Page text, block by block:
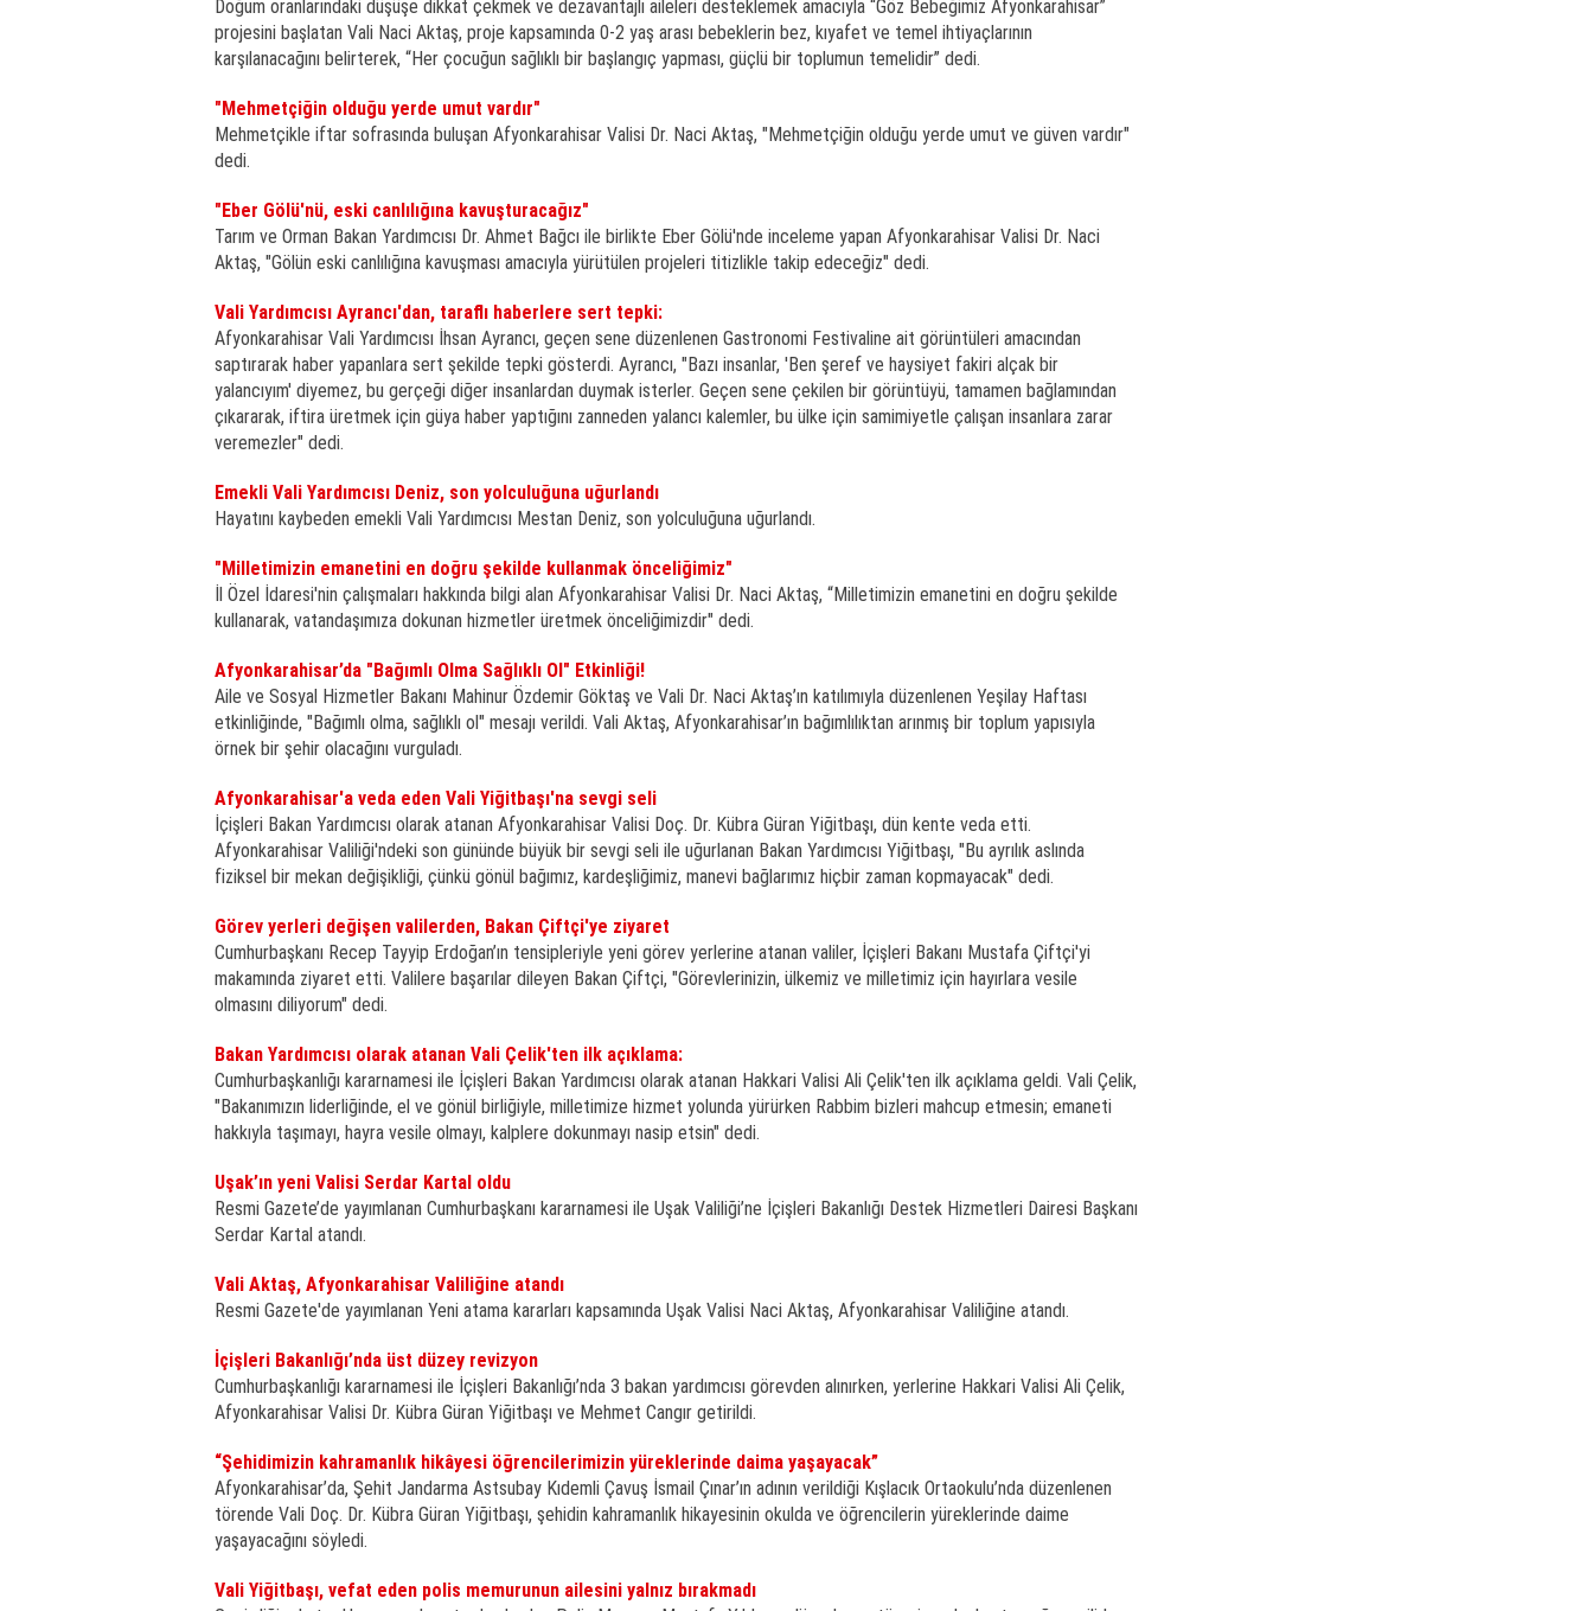
Doğum oranlarındaki düşüşe dikkat çekmek ve dezavantajlı aileleri desteklemek amacıyla “Göz Bebeğimiz Afyonkarahisar”
projesini başlatan Vali Naci Aktaş, proje kapsamında 0-2 yaş arası bebeklerin bez, kıyafet ve temel ihtiyaçlarının
karşılanacağını belirterek, “Her çocuğun sağlıklı bir başlangıç yapması, güçlü bir toplumun temelidir” dedi.
"Mehmetçiğin olduğu yerde umut vardır"
Mehmetçikle iftar sofrasında buluşan Afyonkarahisar Valisi Dr. Naci Aktaş, "Mehmetçiğin olduğu yerde umut ve güven vardır"
dedi.
"Eber Gölü'nü, eski canlılığına kavuşturacağız"
Tarım ve Orman Bakan Yardımcısı Dr. Ahmet Bağcı ile birlikte Eber Gölü'nde inceleme yapan Afyonkarahisar Valisi Dr. Naci
Aktaş, "Gölün eski canlılığına kavuşması amacıyla yürütülen projeleri titizlikle takip edeceğiz" dedi.
Vali Yardımcısı Ayrancı'dan, taraflı haberlere sert tepki:
Afyonkarahisar Vali Yardımcısı İhsan Ayrancı, geçen sene düzenlenen Gastronomi Festivaline ait görüntüleri amacından
saptırarak haber yapanlara sert şekilde tepki gösterdi. Ayrancı, "Bazı insanlar, 'Ben şeref ve haysiyet fakiri alçak bir
yalancıyım' diyemez, bu gerçeği diğer insanlardan duymak isterler. Geçen sene çekilen bir görüntüyü, tamamen bağlamından
çıkararak, iftira üretmek için güya haber yaptığını zanneden yalancı kalemler, bu ülke için samimiyetle çalışan insanlara zarar
veremezler" dedi.
Emekli Vali Yardımcısı Deniz, son yolculuğuna uğurlandı
Hayatını kaybeden emekli Vali Yardımcısı Mestan Deniz, son yolculuğuna uğurlandı.
"Milletimizin emanetini en doğru şekilde kullanmak önceliğimiz"
İl Özel İdaresi'nin çalışmaları hakkında bilgi alan Afyonkarahisar Valisi Dr. Naci Aktaş, “Milletimizin emanetini en doğru şekilde
kullanarak, vatandaşımıza dokunan hizmetler üretmek önceliğimizdir" dedi.
Afyonkarahisar’da "Bağımlı Olma Sağlıklı Ol" Etkinliği!
Aile ve Sosyal Hizmetler Bakanı Mahinur Özdemir Göktaş ve Vali Dr. Naci Aktaş’ın katılımıyla düzenlenen Yeşilay Haftası
etkinliğinde, "Bağımlı olma, sağlıklı ol" mesajı verildi. Vali Aktaş, Afyonkarahisar’ın bağımlılıktan arınmış bir toplum yapısıyla
örnek bir şehir olacağını vurguladı.
Afyonkarahisar'a veda eden Vali Yiğitbaşı'na sevgi seli
İçişleri Bakan Yardımcısı olarak atanan Afyonkarahisar Valisi Doç. Dr. Kübra Güran Yiğitbaşı, dün kente veda etti.
Afyonkarahisar Valiliği'ndeki son gününde büyük bir sevgi seli ile uğurlanan Bakan Yardımcısı Yiğitbaşı, "Bu ayrılık aslında
fiziksel bir mekan değişikliği, çünkü gönül bağımız, kardeşliğimiz, manevi bağlarımız hiçbir zaman kopmayacak" dedi.
Görev yerleri değişen valilerden, Bakan Çiftçi'ye ziyaret
Cumhurbaşkanı Recep Tayyip Erdoğan’ın tensipleriyle yeni görev yerlerine atanan valiler, İçişleri Bakanı Mustafa Çiftçi'yi
makamında ziyaret etti. Valilere başarılar dileyen Bakan Çiftçi, "Görevlerinizin, ülkemiz ve milletimiz için hayırlara vesile
olmasını diliyorum" dedi.
Bakan Yardımcısı olarak atanan Vali Çelik'ten ilk açıklama:
Cumhurbaşkanlığı kararnamesi ile İçişleri Bakan Yardımcısı olarak atanan Hakkari Valisi Ali Çelik'ten ilk açıklama geldi. Vali Çelik,
"Bakanımızın liderliğinde, el ve gönül birliğiyle, milletimize hizmet yolunda yürürken Rabbim bizleri mahcup etmesin; emaneti
hakkıyla taşımayı, hayra vesile olmayı, kalplere dokunmayı nasip etsin" dedi.
Uşak’ın yeni Valisi Serdar Kartal oldu
Resmi Gazete’de yayımlanan Cumhurbaşkanı kararnamesi ile Uşak Valiliği’ne İçişleri Bakanlığı Destek Hizmetleri Dairesi Başkanı
Serdar Kartal atandı.
Vali Aktaş, Afyonkarahisar Valiliğine atandı
Resmi Gazete'de yayımlanan Yeni atama kararları kapsamında Uşak Valisi Naci Aktaş, Afyonkarahisar Valiliğine atandı.
İçişleri Bakanlığı’nda üst düzey revizyon
Cumhurbaşkanlığı kararnamesi ile İçişleri Bakanlığı’nda 3 bakan yardımcısı görevden alınırken, yerlerine Hakkari Valisi Ali Çelik,
Afyonkarahisar Valisi Dr. Kübra Güran Yiğitbaşı ve Mehmet Cangır getirildi.
“Şehidimizin kahramanlık hikâyesi öğrencilerimizin yüreklerinde daima yaşayacak”
Afyonkarahisar’da, Şehit Jandarma Astsubay Kıdemli Çavuş İsmail Çınar’ın adının verildiği Kışlacık Ortaokulu’nda düzenlenen
törende Vali Doç. Dr. Kübra Güran Yiğitbaşı, şehidin kahramanlık hikayesinin okulda ve öğrencilerin yüreklerinde daime
yaşayacağını söyledi.
Vali Yiğitbaşı, vefat eden polis memurunun ailesini yalnız bırakmadı